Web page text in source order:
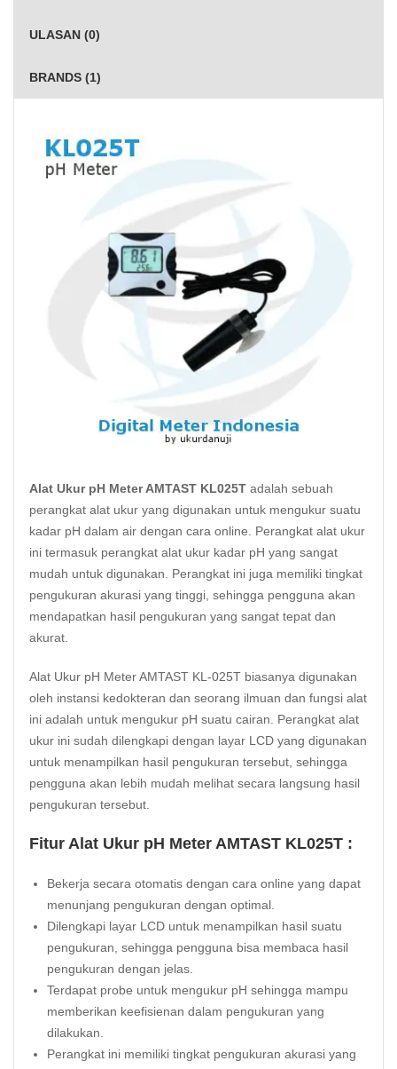
ULASAN (0)
BRANDS (1)
Alat Ukur pH Meter AMTAST KL025T adalah sebuah
perangkat alat ukur yang digunakan untuk mengukur suatu
kadar pH dalam air dengan cara online. Perangkat alat ukur
ini termasuk perangkat alat ukur kadar pH yang sangat
mudah untuk digunakan. Perangkat ini juga memiliki tingkat
pengukuran akurasi yang tinggi, sehingga pengguna akan
mendapatkan hasil pengukuran yang sangat tepat dan
akurat.
Alat Ukur pH Meter AMTAST KL-025T biasanya digunakan
oleh instansi kedokteran dan seorang ilmuan dan fungsi alat
ini adalah untuk mengukur pH suatu cairan. Perangkat alat
ukur ini sudah dilengkapi dengan layar LCD yang digunakan
untuk menampilkan hasil pengukuran tersebut, sehingga
pengguna akan lebih mudah melihat secara langsung hasil
pengukuran tersebut.
Fitur Alat Ukur pH Meter AMTAST KL025T :
Bekerja secara otomatis dengan cara online yang dapat
menunjang pengukuran dengan optimal.
Dilengkapi layar LCD untuk menampilkan hasil suatu
pengukuran, sehingga pengguna bisa membaca hasil
pengukuran dengan jelas.
Terdapat probe untuk mengukur pH sehingga mampu
memberikan keefisienan dalam pengukuran yang
dilakukan.
Perangkat ini memiliki tingkat pengukuran akurasi yang